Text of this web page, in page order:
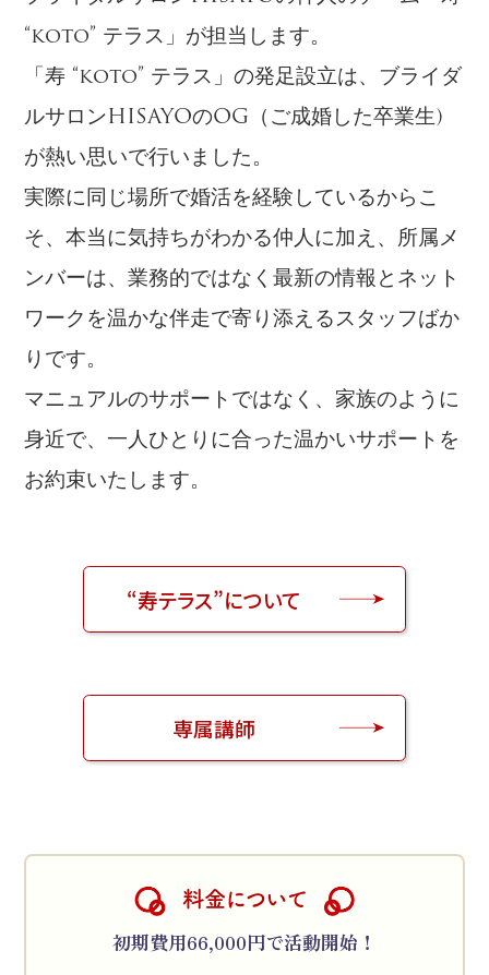
“koto” テラス」が担当します。
「寿 “koto” テラス」の発足設立は、ブライダ
ルサロンHISAYOのOG（ご成婚した卒業生)
が熱い思いで行いました。
実際に同じ場所で婚活を経験しているからこ
そ、本当に気持ちがわかる仲人に加え、所属メ
ンバーは、業務的ではなく最新の情報とネット
ワークを温かな伴走で寄り添えるスタッフばか
りです。
マニュアルのサポートではなく、家族のように
身近で、一人ひとりに合った温かいサポートを
お約束いたします。
“寿テラス”について
専属講師
料金について
初期費用66,000円で活動開始！